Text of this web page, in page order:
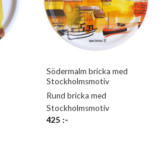
Södermalm bricka med
Stockholmsmotiv
Rund bricka med
Stockholmsmotiv
425:-